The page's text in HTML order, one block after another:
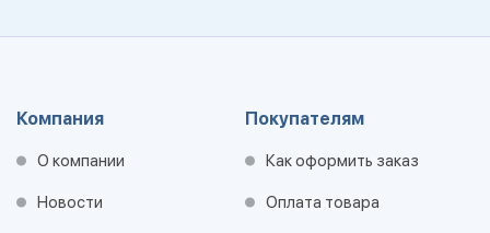
Компания
О компании
Новости
Покупателям
Как оформить заказ
Оплата товара